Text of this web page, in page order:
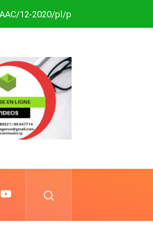
12-2020/pl/p